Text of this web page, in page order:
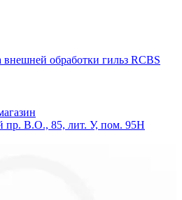
обработки гильз RCBS
пр. В.О., 85, лит. У, пом. 95Н